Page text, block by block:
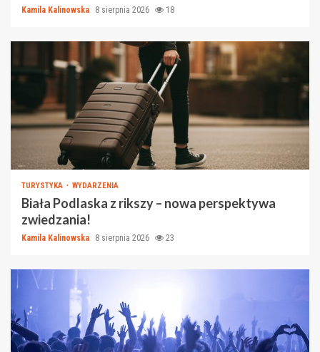
Kamila Kalinowska 8 sierpnia 2026 18
TURYSTYKA WYDARZENIA
Biała Podlaska z rikszy – nowa perspektywa
zwiedzania!
Kamila Kalinowska 8 sierpnia 2026 23